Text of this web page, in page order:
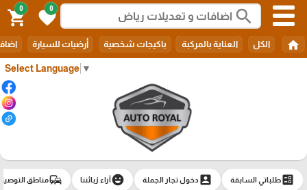
Select Language ▼
search
0
favorite
0
shopping_cart
home الكل العناية بالمركبة باكيجات شخصية أرضيات للسيارة
ballotطلباتي السابقة account_boxدخول تجار الجملة emoji_emotionsآراء زبائننا commuteمناطق